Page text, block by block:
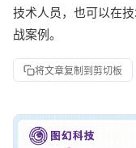
技术人员，也可以在
战案例。
将文章复制到剪切板